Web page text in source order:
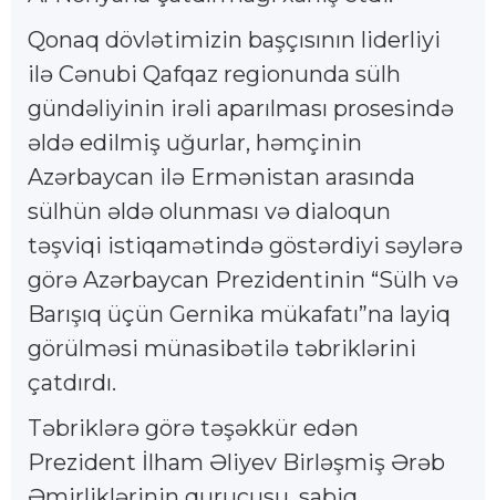
Qonaq dövlətimizin başçısının liderliyi
ilə Cənubi Qafqaz regionunda sülh
gündəliyinin irəli aparılması prosesində
əldə edilmiş uğurlar, həmçinin
Azərbaycan ilə Ermənistan arasında
sülhün əldə olunması və dialoqun
təşviqi istiqamətində göstərdiyi səylərə
görə Azərbaycan Prezidentinin “Sülh və
Barışıq üçün Gernika mükafatı”na layiq
görülməsi münasibətilə təbriklərini
çatdırdı.
Təbriklərə görə təşəkkür edən
Prezident İlham Əliyev Birləşmiş Ərəb